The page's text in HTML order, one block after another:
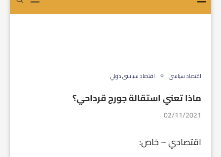
اقتصاد سياسي اقتصاد سياسي دولي
ماذا تعني استقالة جورج قرداحي؟
02/11/2021
اقتصادي – خاص: